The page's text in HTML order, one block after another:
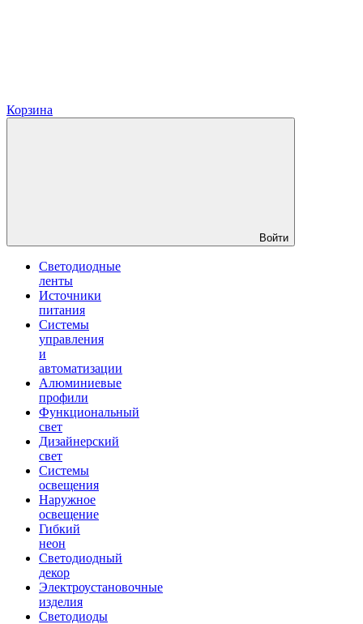
Корзина
Войти
Светодиодные
ленты
Источники
питания
Системы
управления
и
автоматизации
Алюминиевые
профили
Функциональный
свет
Дизайнерский
свет
Системы
освещения
Наружное
освещение
Гибкий
неон
Светодиодный
декор
Электроустановочные
изделия
Светодиоды